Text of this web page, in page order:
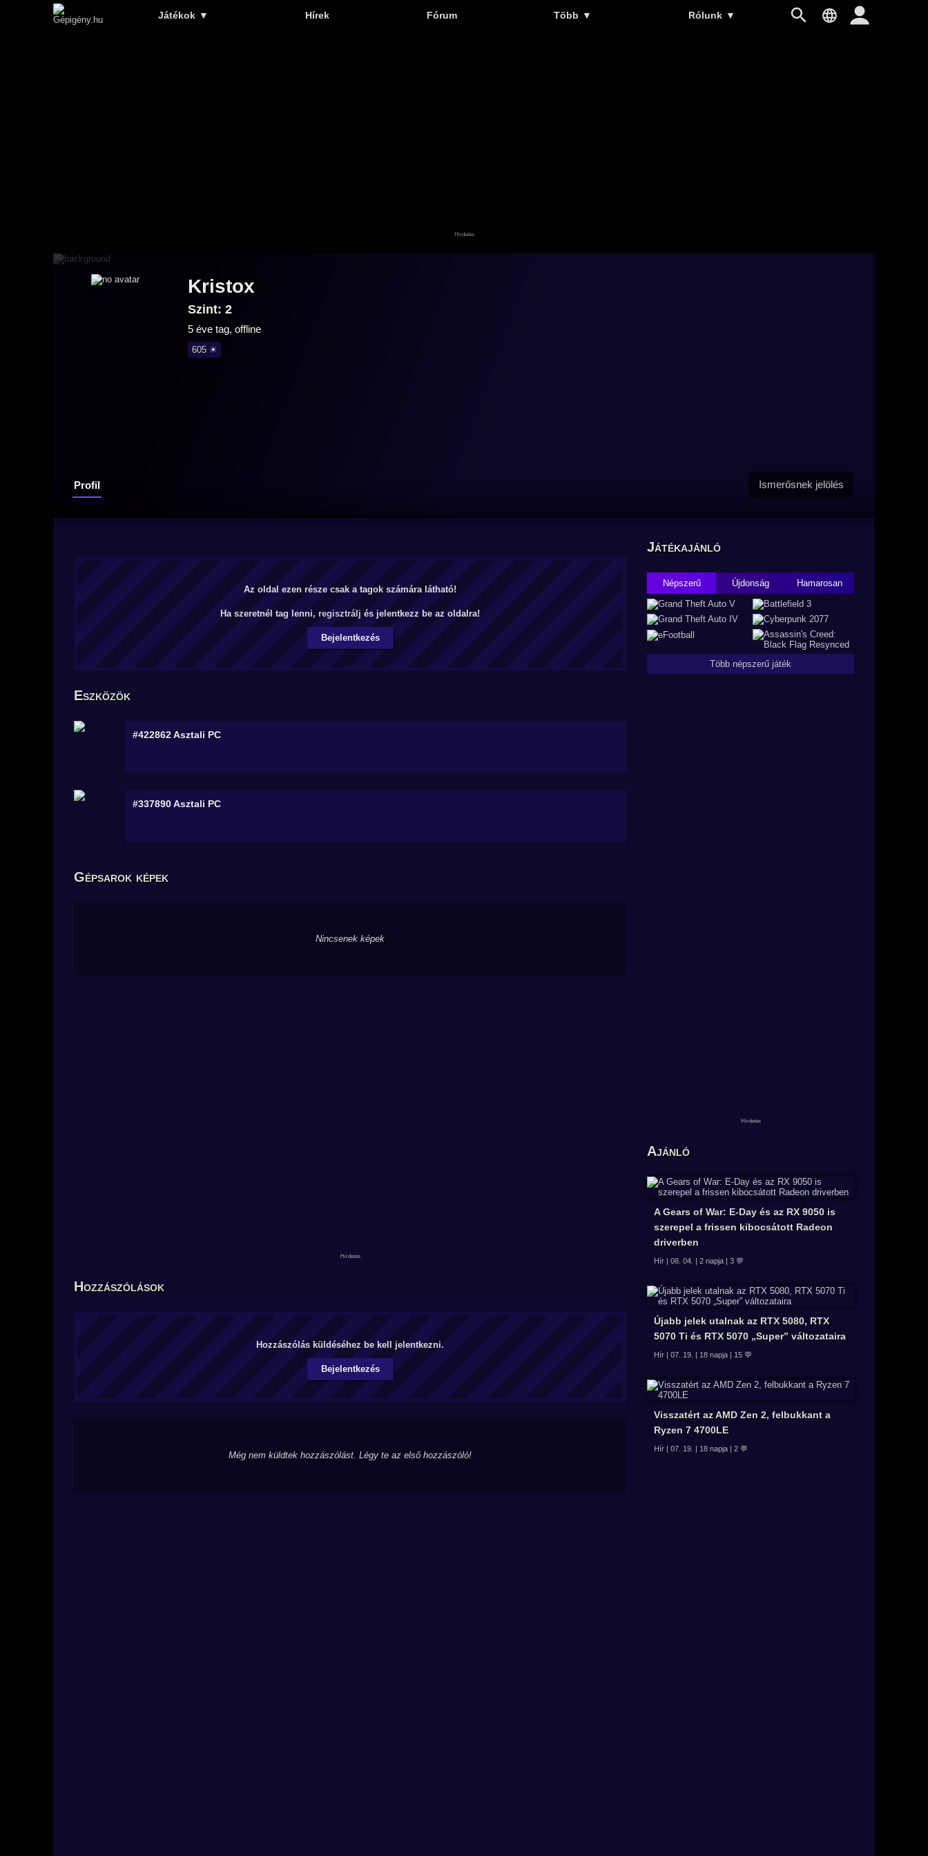
Játékok ▼ Hírek Fórum Több ▼ Rólunk ▼
Kristox
Szint: 2
5 éve tag, offline
605 ☀
Profil Ismerősnek jelölés
Az oldal ezen része csak a tagok számára látható!
Ha szeretnél tag lenni, regisztrálj és jelentkezz be az oldalra!
Bejelentkezés
Eszközök
#422862Asztali PC
#337890Asztali PC
Gépsarok képek
Nincsenek képek
Hozzászólások
Hozzászólás küldéséhez be kell jelentkezni.
Bejelentkezés
Még nem küldtek hozzászólást. Légy te az első hozzászóló!
Játékajánló
Népszerű Újdonság Hamarosan
Több népszerű játék
Ajánló
A Gears of War: E-Day és az RX 9050 is
szerepel a frissen kibocsátott Radeon
driverben
Hír | 08. 04. | 2 napja | 3 💬
Újabb jelek utalnak az RTX 5080, RTX
5070 Ti és RTX 5070 „Super” változataira
Hír | 07. 19. | 18 napja | 15 💬
Visszatért az AMD Zen 2, felbukkant a
Ryzen 7 4700LE
Hír | 07. 19. | 18 napja | 2 💬